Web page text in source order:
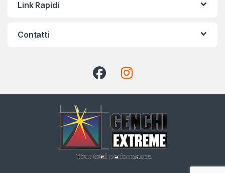
Link Rapidi
Contatti